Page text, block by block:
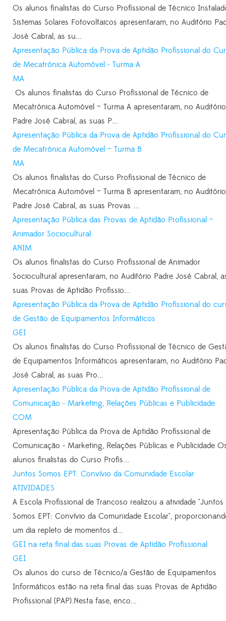
Os alunos finalistas do Curso Profissional de Técnico
Sistemas Solares Fotovoltaicos apresentaram, no Auditório
José Cabral, as su...
Apresentação Pública da Prova de Aptidão Profissional do
de Mecatrónica Automóvel - Turma A
MA
Os alunos finalistas do Curso Profissional de Técnico de
Mecatrónica Automóvel – Turma A apresentaram, no Auditório
Padre José Cabral, as suas P...
Apresentação Pública da Prova de Aptidão Profissional do
de Mecatrónica Automóvel – Turma B
MA
Os alunos finalistas do Curso Profissional de Técnico de
Mecatrónica Automóvel – Turma B apresentaram, no Auditório
Padre José Cabral, as suas Provas ...
Apresentação Pública das Provas de Aptidão Profissional –
Animador Sociocultural
ANIM
Os alunos finalistas do Curso Profissional de Animador
Sociocultural apresentaram, no Auditório Padre José Cabral,
suas Provas de Aptidão Profissio...
Apresentação Pública da Prova de Aptidão Profissional do
de Gestão de Equipamentos Informáticos
GEI
Os alunos finalistas do Curso Profissional de Técnico de
de Equipamentos Informáticos apresentaram, no Auditório
José Cabral, as suas Pro...
Apresentação Pública da Prova de Aptidão Profissional de
Comunicação - Marketing, Relações Públicas e Publicidade
COM
Apresentação Pública da Prova de Aptidão Profissional de
Comunicação - Marketing, Relações Públicas e Publicidade
alunos finalistas do Curso Profis...
Juntos Somos EPT: Convívio da Comunidade Escolar
ATIVIDADES
A Escola Profissional de Trancoso realizou a atividade "Juntos
Somos EPT: Convívio da Comunidade Escolar",
um dia repleto de momentos d...
GEI na reta final das suas Provas de Aptidão Profissional
GEI
Os alunos do curso de Técnico/a Gestão de Equipamentos
Informáticos estão na reta final das suas Provas de Aptidão
Profissional (PAP).Nesta fase, enco...